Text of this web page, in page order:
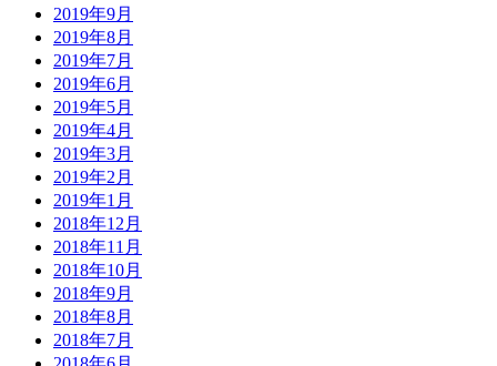
2019年9月
2019年8月
2019年7月
2019年6月
2019年5月
2019年4月
2019年3月
2019年2月
2019年1月
2018年12月
2018年11月
2018年10月
2018年9月
2018年8月
2018年7月